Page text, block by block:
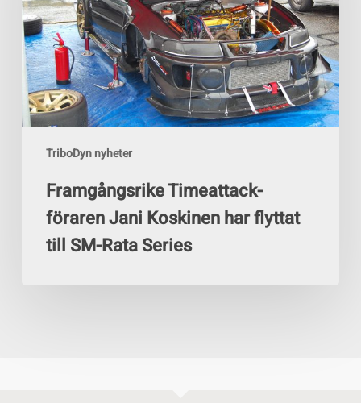
TriboDyn nyheter
Koskinen
har
flyttat
till
SM-
Rata
Framgångsrike Timeattack-
föraren Jani Koskinen har flyttat
till SM-Rata Series